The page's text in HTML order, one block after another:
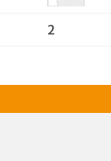
2